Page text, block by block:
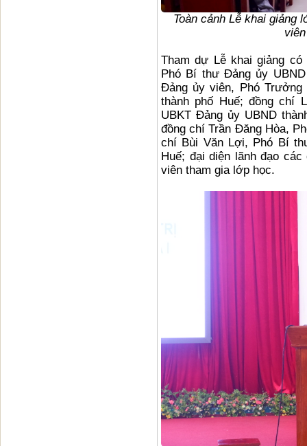
Toàn cảnh Lễ khai giảng
Tham dự Lễ khai giảng
Phó Bí thư Đảng ủy
Đảng ủy viên, Phó Trưởng
thành phố Huế; đồng chí
UBKT Đảng ủy UBND
đồng chí Trần Đăng Hòa,
chí Bùi Văn Lợi, Phó Bí
Huế; đại diện lãnh đạo
viên tham gia lớp học.